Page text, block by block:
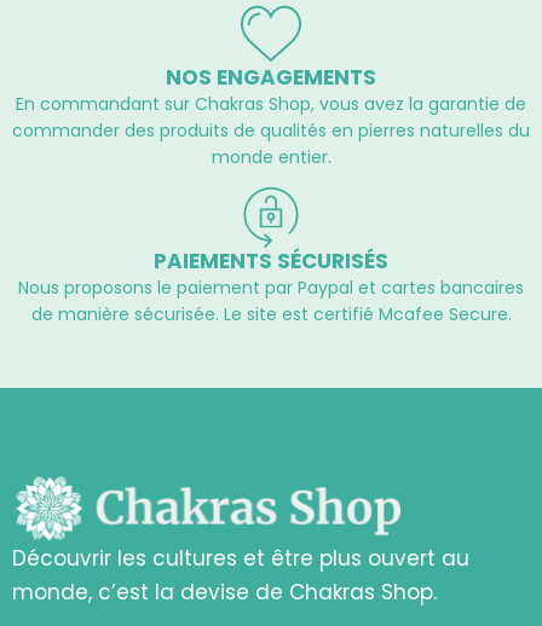
NOS ENGAGEMENTS
En commandant sur Chakras Shop, vous avez la garantie de
commander des produits de qualités en pierres naturelles du
monde entier.
PAIEMENTS SÉCURISÉS
Nous proposons le paiement par Paypal et cartes bancaires
de manière sécurisée. Le site est certifié Mcafee Secure.
Découvrir les cultures et être plus ouvert au
monde, c’est la devise de Chakras Shop.